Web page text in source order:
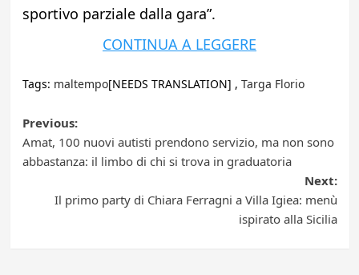
sportivo parziale dalla gara”.
CONTINUA A LEGGERE
Tags: maltempo[NEEDS TRANSLATION] , Targa Florio
Post
navigation
Previous:
Amat, 100 nuovi autisti prendono servizio, ma non sono
abbastanza: il limbo di chi si trova in graduatoria
Next:
Il primo party di Chiara Ferragni a Villa Igiea: menù
ispirato alla Sicilia